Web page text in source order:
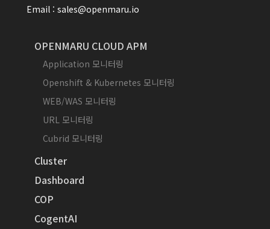
Email : sales@openmaru.io
OPENMARU CLOUD APM
Application 모니터링
Openshift & Kubernetes 모니터링
WEB/WAS 모니터링
URL 모니터링
Cubrid 모니터링
Cluster
Dashboard
COP
CogentAI